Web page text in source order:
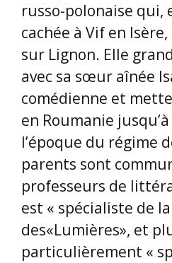
russo-polonaise
cachée à Vif en
sur Lignon. Elle
avec sa sœur aînée
comédienne et
en Roumanie jusqu’à
l’époque du régime
parents sont
professeurs de
est « spécialiste de
des«Lumières», et
particulièrement «